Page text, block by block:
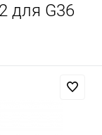
для G36